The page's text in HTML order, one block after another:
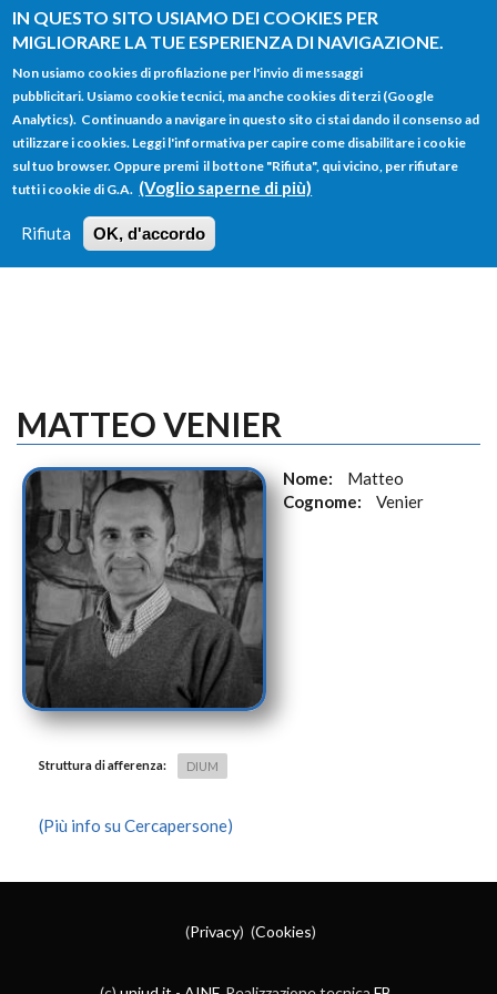
IN QUESTO SITO USIAMO DEI COOKIES PER
MIGLIORARE LA TUE ESPERIENZA DI NAVIGAZIONE.
Non usiamo cookies di profilazione per l'invio di messaggi
pubblicitari. Usiamo cookie tecnici, ma anche cookies di terzi (Google
Analytics). Continuando a navigare in questo sito ci stai dando il consenso ad
utilizzare i cookies. Leggi l'informativa per capire come disabilitare i cookie
sul tuo browser. Oppure premi il bottone "Rifiuta", qui vicino, per rifiutare
tutti i cookie di G.A. (Voglio saperne di più)
Rifiuta OK, d'accordo
Salta al contenuto principale
FORM
DI
RICERCA
Main menu
HOME TUTTI I PROFILI
LOGIN
MATTEO VENIER
Nome:
Matteo
Cognome:
Venier
Struttura di afferenza: DIUM
(Più info su Cercapersone)
(Privacy) (Cookies)